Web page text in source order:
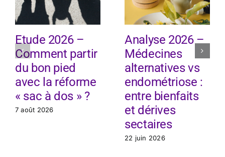
Etude 2026 –
Comment partir
du bon pied
avec la réforme
« sac à dos » ?
7 août 2026
Analyse 2026 –
Médecines
alternatives vs
endométriose :
entre bienfaits
et dérives
sectaires
22 juin 2026